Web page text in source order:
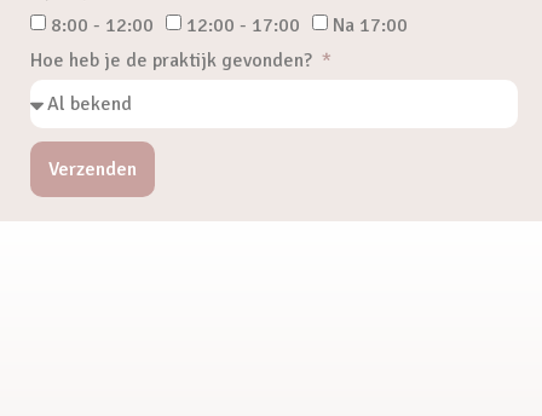
8:00 - 12:00
12:00 - 17:00
Na 17:00
Hoe heb je de praktijk gevonden?
Verzenden